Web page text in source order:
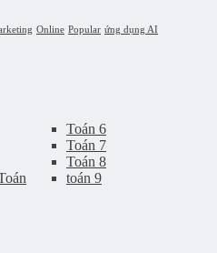
Online Popular ứng dụng AI
Toán 6
Toán 7
Toán 8
toán 9